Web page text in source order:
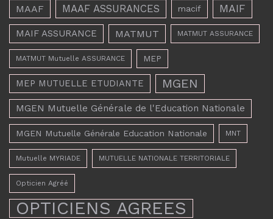
MAAF MAAF ASSURANCES macif MAIF
MAIF ASSURANCE MATMUT MATMUT ASSURANCE
MATMUT Mutuelle ASSURANCE MEP
MEP MUTUELLE ETUDIANTE MGEN
MGEN Mutuelle Générale de l'Education Nationale
MGEN Mutuelle Générale Education Nationale MNT
Mutuelle MYRIADE MUTUELLE NATIONALE TERRITORIALE
Opticien Agréé
OPTICIENS AGREES